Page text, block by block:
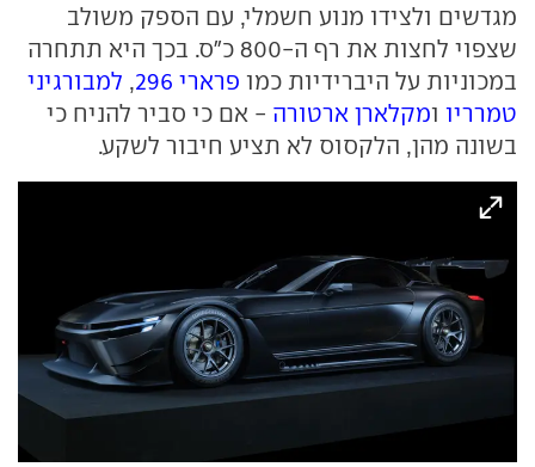
מגדשים ולצידו מנוע חשמלי, עם הספק משולב
שצפוי לחצות את רף ה-800 כ"ס. בכך היא תתחרה
במכוניות על היברידיות כמו פרארי 296 , למבורגיני
טמרריו ומקלארן ארטורה - אם כי סביר להניח כי
בשונה מהן, הלקסוס לא תציע חיבור לשקע.